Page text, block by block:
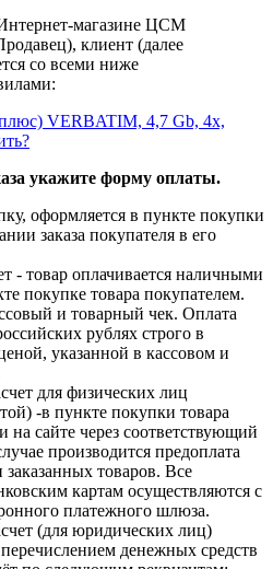
магазине ЦСМ
клиент (далее
со всеми ниже
VERBATIM, 4,7 Gb, 4x,
укажите форму оплаты.
оформляется в пункте покупки
заказа покупателя в его
- товар оплачивается наличными
покупке товара покупателем.
и товарный чек. Оплата
рублях строго в
указанной в кассовом и
для физических лиц
-в пункте покупки товара
на сайте через соответствующий
производится предоплата
заказанных товаров. Все
картам осуществляются с
платежного шлюза.
(для юридических лиц)
денежных средств